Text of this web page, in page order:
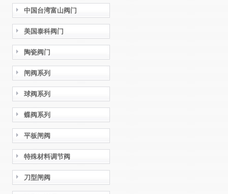
中国台湾富山阀门
美国泰科阀门
陶瓷阀门
闸阀系列
球阀系列
蝶阀系列
平板闸阀
特殊材料调节阀
刀型闸阀